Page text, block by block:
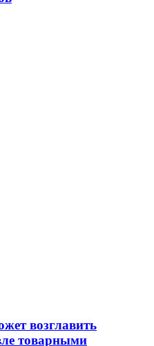
возглавить
товарными